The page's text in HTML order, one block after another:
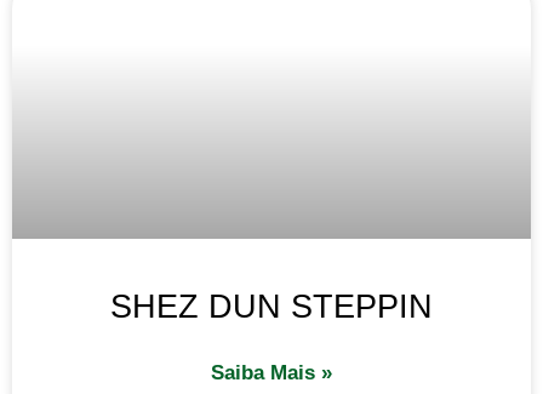
SHEZ DUN STEPPIN
Saiba Mais »